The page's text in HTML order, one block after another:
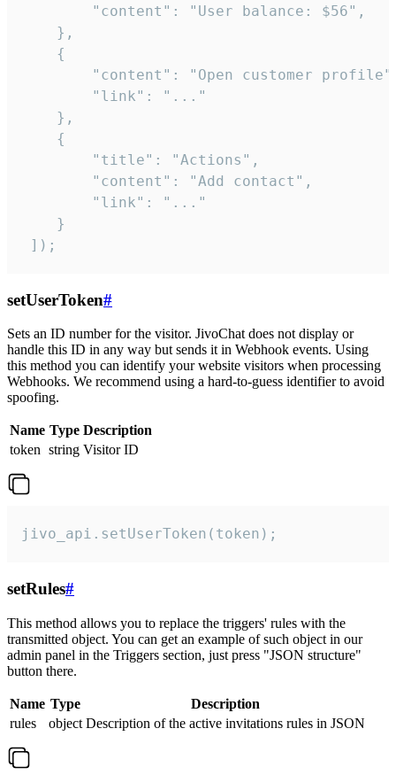
        "content": "User balance: $56",
    },
    {
"content": "Open customer
        "link": "..."
    },
    {
        "title": "Actions",
        "content": "Add contact",
        "link": "..."
    }
]);
setUserToken#
Sets an ID number for the visitor. JivoChat does not display or
handle this ID in any way but sends it in Webhook events. Using
this method you can identify your website visitors when processing
Webhooks. We recommend using a hard-to-guess identifier to avoid
spoofing.
Name Type Description
token string Visitor ID
jivo_api.setUserToken(token);
setRules#
This method allows you to replace the triggers' rules with the
transmitted object. You can get an example of such object in our
admin panel in the Triggers section, just press "JSON structure"
button there.
Name Type
Description
rules
object Description of the active invitations rules in JSON